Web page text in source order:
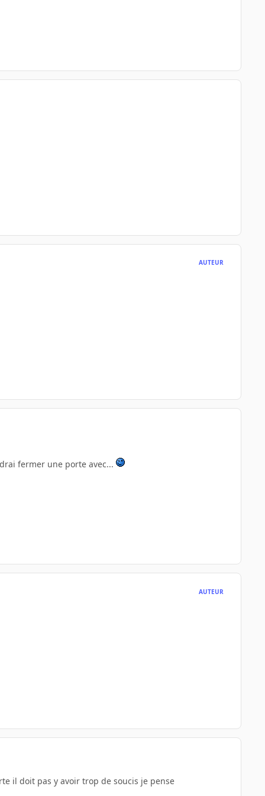
AUTEUR
fermer une porte avec...
AUTEUR
il doit pas y avoir trop de soucis je pense